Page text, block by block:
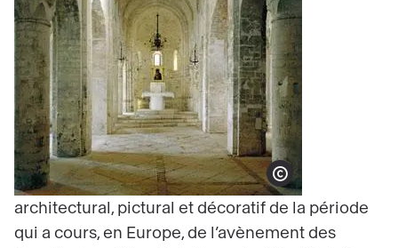
Afficher le copyright
architectural, pictural et décoratif de la période
qui a cours, en Europe, de l’avènement des